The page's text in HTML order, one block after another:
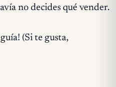
no decides qué vender.
(Si te gusta,